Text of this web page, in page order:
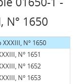
N° 1650
N° 1648
N° 1649
XXXIII, N° 1650
N° 1651
N° 1652
N° 1653